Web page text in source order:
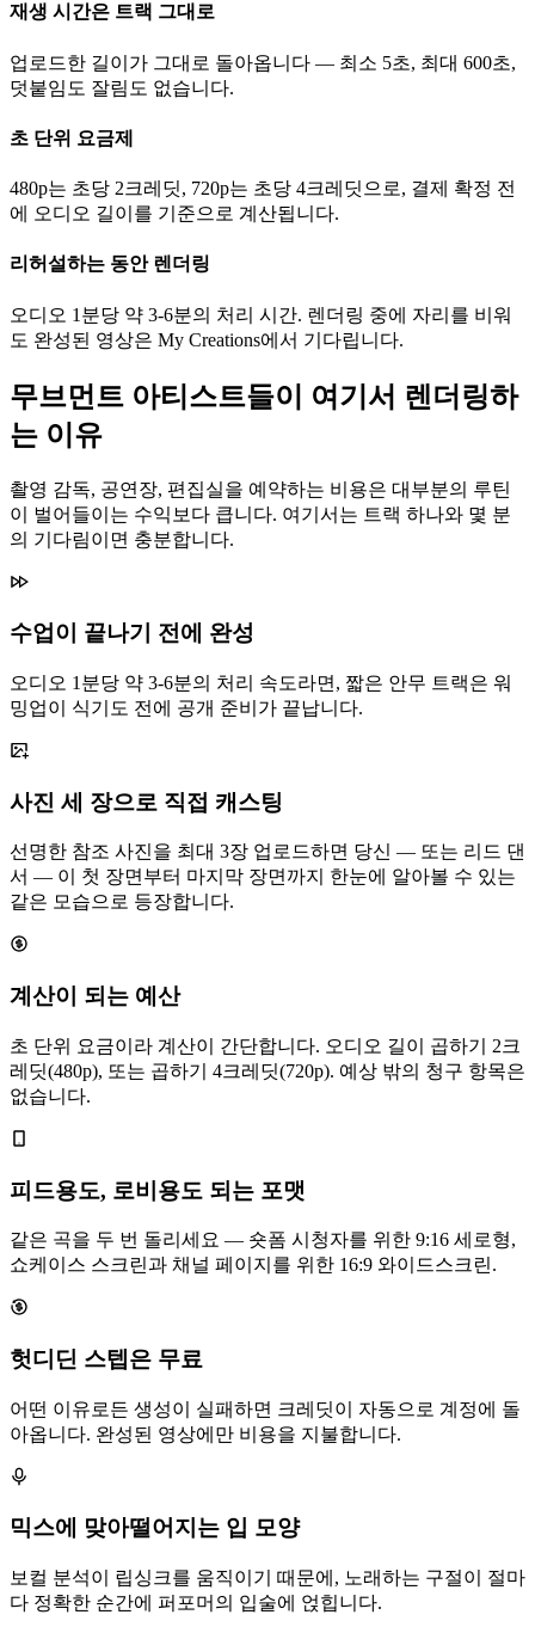
재생 시간은 트랙 그대로
업로드한 길이가 그대로 돌아옵니다 — 최소 5초, 최대 600초,
덧붙임도 잘림도 없습니다.
초 단위 요금제
480p는 초당 2크레딧, 720p는 초당 4크레딧으로, 결제 확정 전
에 오디오 길이를 기준으로 계산됩니다.
리허설하는 동안 렌더링
오디오 1분당 약 3-6분의 처리 시간. 렌더링 중에 자리를 비워
도 완성된 영상은 My Creations에서 기다립니다.
무브먼트 아티스트들이 여기서 렌더링하
는 이유
촬영 감독, 공연장, 편집실을 예약하는 비용은 대부분의 루틴
이 벌어들이는 수익보다 큽니다. 여기서는 트랙 하나와 몇 분
의 기다림이면 충분합니다.
수업이 끝나기 전에 완성
오디오 1분당 약 3-6분의 처리 속도라면, 짧은 안무 트랙은 워
밍업이 식기도 전에 공개 준비가 끝납니다.
사진 세 장으로 직접 캐스팅
선명한 참조 사진을 최대 3장 업로드하면 당신 — 또는 리드 댄
서 — 이 첫 장면부터 마지막 장면까지 한눈에 알아볼 수 있는
같은 모습으로 등장합니다.
계산이 되는 예산
초 단위 요금이라 계산이 간단합니다. 오디오 길이 곱하기 2크
레딧(480p), 또는 곱하기 4크레딧(720p). 예상 밖의 청구 항목은
없습니다.
피드용도, 로비용도 되는 포맷
같은 곡을 두 번 돌리세요 — 숏폼 시청자를 위한 9:16 세로형,
쇼케이스 스크린과 채널 페이지를 위한 16:9 와이드스크린.
헛디딘 스텝은 무료
어떤 이유로든 생성이 실패하면 크레딧이 자동으로 계정에 돌
아옵니다. 완성된 영상에만 비용을 지불합니다.
믹스에 맞아떨어지는 입 모양
보컬 분석이 립싱크를 움직이기 때문에, 노래하는 구절이 절마
다 정확한 순간에 퍼포머의 입술에 얹힙니다.